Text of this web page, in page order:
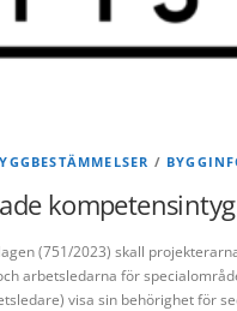
/
kompetensintyg
(751/2023) skall
arbetsledarna för
visa sin behörighet för